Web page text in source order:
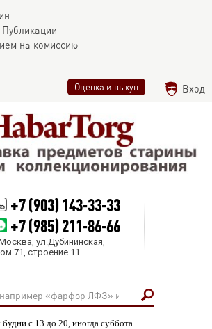
Публикации
на комиссию
Оценка и выкуп Вход
+7 (903) 143-33-33
+7 (985) 211-86-66
ул.Дубининская,
71, строение 11
с 13 до 20, иногда суббота.